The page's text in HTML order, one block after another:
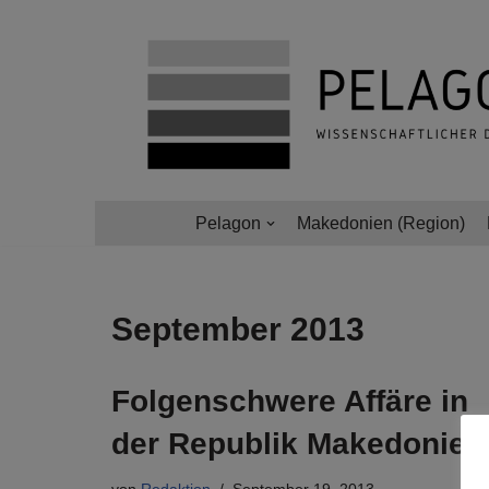
Pelagon Makedonien (Region)
September 2013
Folgenschwere Affäre in
der Republik Makedonien